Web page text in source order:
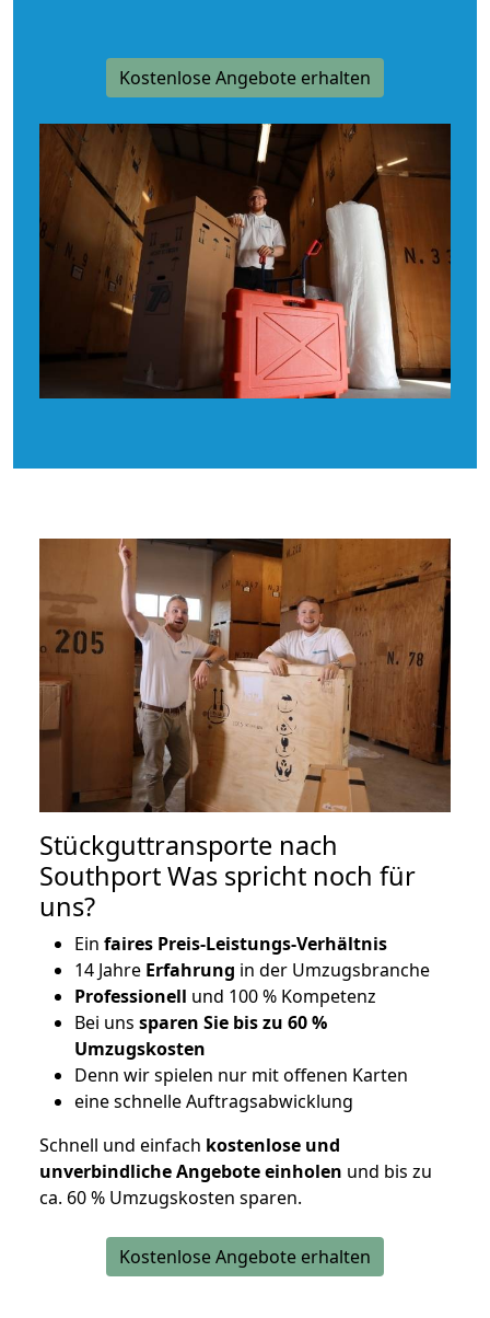
Kostenlose Angebote erhalten
Stückguttransporte nach
Southport Was spricht noch für
uns?
Ein faires Preis-Leistungs-Verhältnis
14 Jahre Erfahrung in der Umzugsbranche
Professionell und 100 % Kompetenz
Bei uns sparen Sie bis zu 60 %
Umzugskosten
Denn wir spielen nur mit offenen Karten
eine schnelle Auftragsabwicklung
Schnell und einfach kostenlose und
unverbindliche Angebote einholen und bis zu
ca. 60 % Umzugskosten sparen.
Kostenlose Angebote erhalten